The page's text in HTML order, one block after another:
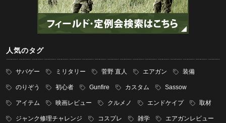
人気のタグ
サバゲー ミリタリー 菅野 直人 エアガン 装備
のりぞう 初心者 Gunfire カスタム Sassow
アイテム 映画レビュー クルメノ エンドケイプ 取材
ジャンク修理チャレンジ コスプレ 雑学 エアガンレビュー